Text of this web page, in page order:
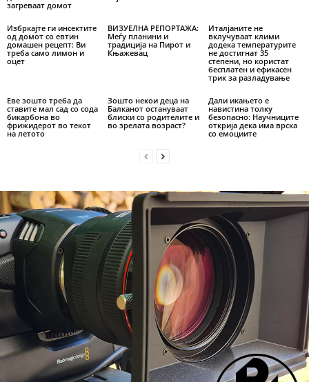
загреваат домот
Избркајте ги инсектите
од домот со евтин
домашен рецепт: Ви
треба само лимон и
оцет
ВИЗУЕЛНА РЕПОРТАЖА:
Меѓу планини и
традиција на Пирот и
Књажевац
Италјаните не
вклучуваат клими
додека температурите
не достигнат 35
степени, но користат
бесплатен и ефикасен
трик за разладување
Еве зошто треба да
ставите мал сад со сода
бикарбона во
фрижидерот во текот
на летото
Зошто некои деца на
Балканот остануваат
блиски со родителите и
во зрелата возраст?
Дали икањето е
навистина толку
безопасно: Научниците
открија дека има врска
со емоциите